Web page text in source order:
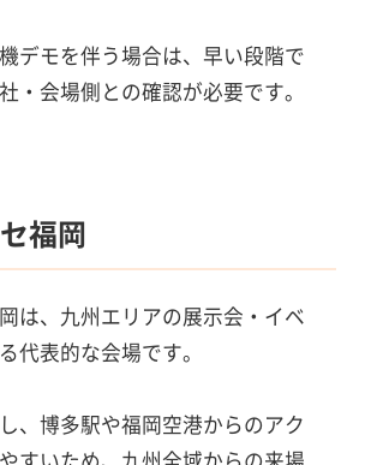
デモを伴う場合は、早い段階で
・会場側との確認が必要です。
福岡
は、九州エリアの展示会・イベ
代表的な会場です。
、博多駅や福岡空港からのアク